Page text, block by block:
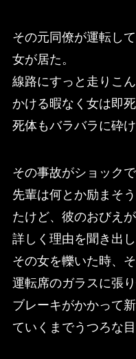
その元同僚が運転し
女が居た。
線路にすっと走りこ
かける暇なく女は即死
死体もバラバラに砕
その事故がショック
先輩は何とか励まそ
たけど、彼のおびえ
詳しく理由を聞き出し
その女を轢いた時、
運転席のガラスに張
ブレーキがかかって
ていくまでうつろな